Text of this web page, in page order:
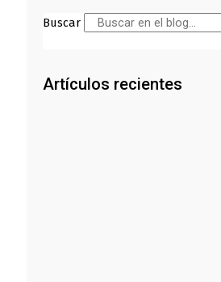
Buscar
Artículos recientes